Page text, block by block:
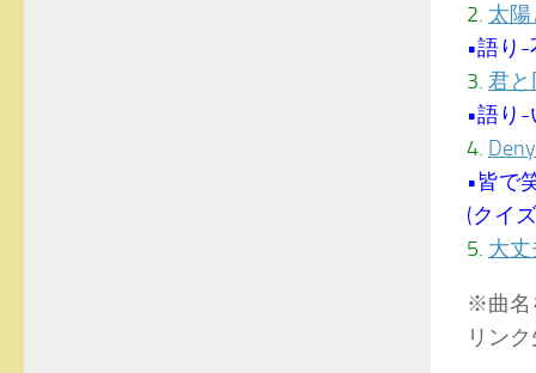
2. 太
•語り
3. 君
•語り
4. Deny
•皆で
(クイ
5. 大
※曲名
リン